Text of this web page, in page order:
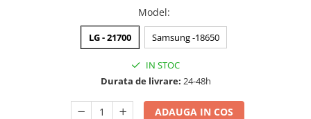
https://www.doctortrotineta.ro/cauciucuri-
trotinete-electrice
https://www.doctortrotineta.ro/cauciucuri-
cauciucuri-bicicleta
Camere bicicleta
Model:
LG - 21700 Samsung -18650
IN STOC
Durata de livrare: 24-48h
ADAUGA IN COS